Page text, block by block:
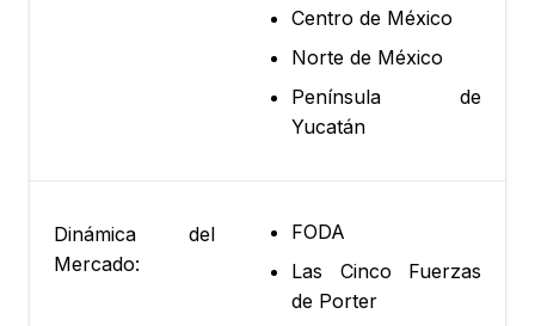
Centro de México
Norte de México
Península de
Yucatán
Dinámica del
Mercado:
FODA
Las Cinco Fuerzas
de Porter